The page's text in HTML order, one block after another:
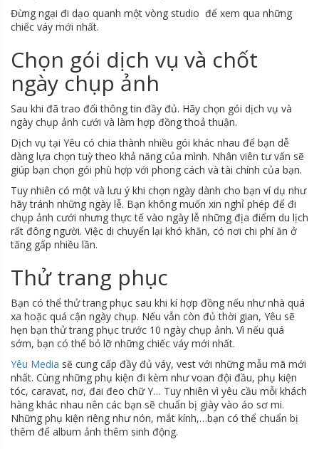
Đừng ngại đi dạo quanh một vòng studio để xem qua những
chiếc váy mới nhất.
Chọn gói dịch vụ và chốt
ngày chụp ảnh
Sau khi đã trao đổi thông tin đầy đủ. Hãy chọn gói dịch vụ và
ngày chụp ảnh cưới và làm hợp đồng thoả thuận.
Dịch vụ tại Yêu có chia thành nhiều gói khác nhau để bạn dễ
dàng lựa chọn tuỳ theo khả năng của mình. Nhân viên tư vấn sẽ
giúp bạn chọn gói phù hợp với phong cách và tài chính của bạn.
Tuy nhiên có một và lưu ý khi chọn ngày dành cho bạn ví dụ như
hãy tránh những ngày lễ. Bạn không muốn xin nghỉ phép để đi
chụp ảnh cưới nhưng thực tế vào ngày lễ những địa điểm du lịch
rất đông người. Việc di chuyển lại khó khăn, có nơi chi phí ăn ở
tăng gấp nhiều lần.
Thử trang phục
Bạn có thể thử trang phục sau khi kí hợp đồng nếu như nhà quá
xa hoặc quá cận ngày chụp. Nếu vẫn còn đủ thời gian, Yêu sẽ
hẹn bạn thử trang phục trước 10 ngày chụp ảnh. Vì nếu quá
sớm, bạn có thể bỏ lỡ những chiếc váy mới nhất.
Yêu Media sẽ cung cấp đầy đủ váy, vest với những mẫu mã mới
nhất. Cùng những phụ kiện đi kèm như voan đội đầu, phụ kiện
tóc, caravat, nơ, đai đeo chữ Y… Tuy nhiên vì yêu cầu mỗi khách
hàng khác nhau nên các bạn sẽ chuẩn bị giày vào áo sơ mi.
Những phụ kiện riêng như nón, mắt kính,…bạn có thể chuẩn bị
thêm để album ảnh thêm sinh động.